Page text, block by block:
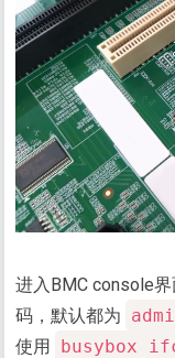
进入BMC console
码，默认都为
使用
busybox